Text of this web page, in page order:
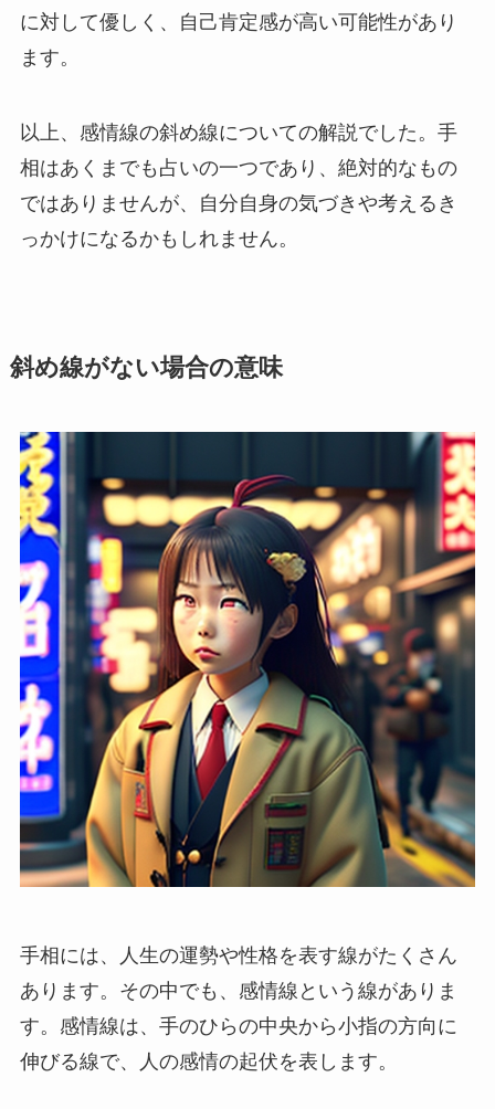
に対して優しく、自己肯定感が高い可能性があり
ます。
以上、感情線の斜め線についての解説でした。手
相はあくまでも占いの一つであり、絶対的なもの
ではありませんが、自分自身の気づきや考えるき
っかけになるかもしれません。
斜め線がない場合の意味
手相には、人生の運勢や性格を表す線がたくさん
あります。その中でも、感情線という線がありま
す。感情線は、手のひらの中央から小指の方向に
伸びる線で、人の感情の起伏を表します。